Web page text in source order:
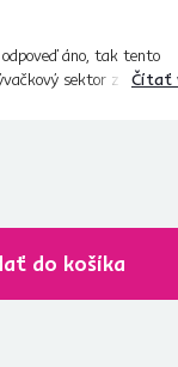
áno, tak tento
sektor z kolekcie
Čítať
do košíka